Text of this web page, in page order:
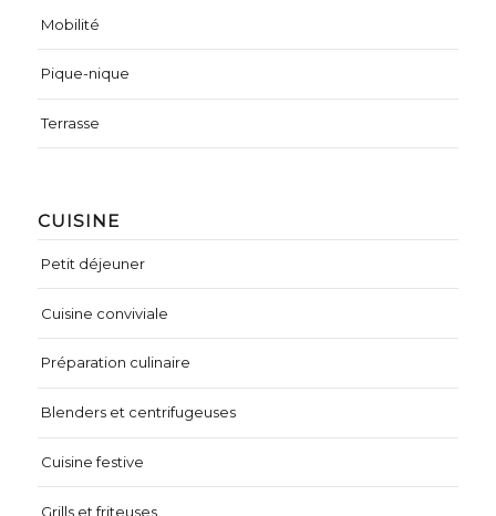
CUISINE
Petit déjeuner
Cuisine conviviale
Préparation culinaire
Blenders et centrifugeuses
Cuisine festive
Grills et friteuses
Mobilité
Pique-nique
Terrasse